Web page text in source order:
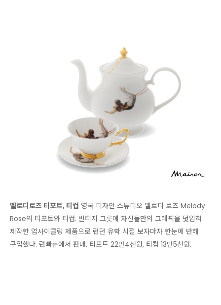
멜로디로즈 티포트, 티컵 영국 디자인 스튜디오 멜로디 로즈 Melody
Rose의 티포트와 티컵. 빈티지 그릇에 자신들만의 그래픽을 덧입혀
제작한 업사이클링 제품으로 런던 유학 시절 보자마자 한눈에 반해
구입했다. 런빠뉴에서 판매. 티포트 22만4천원, 티컵 13만5천원.